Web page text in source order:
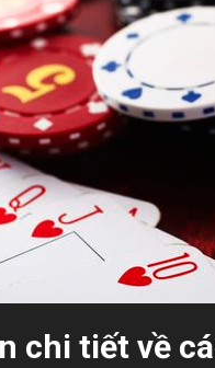
chi tiết về